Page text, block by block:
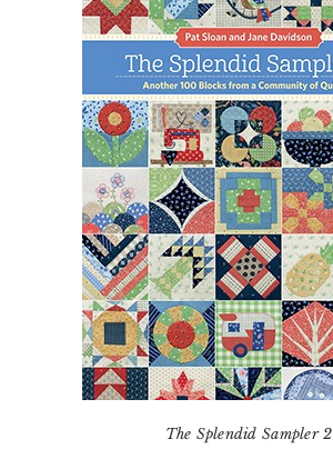
The Splendid Sampler 2